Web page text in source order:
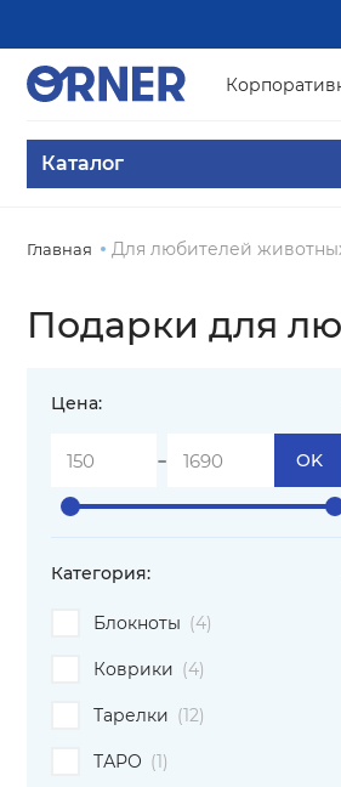
Каталог
Главная Для любителей
Подарки для
Цена:
- OK
Категория:
Блокноты (4)
Коврики (4)
Тарелки (12)
ТАРО (1)